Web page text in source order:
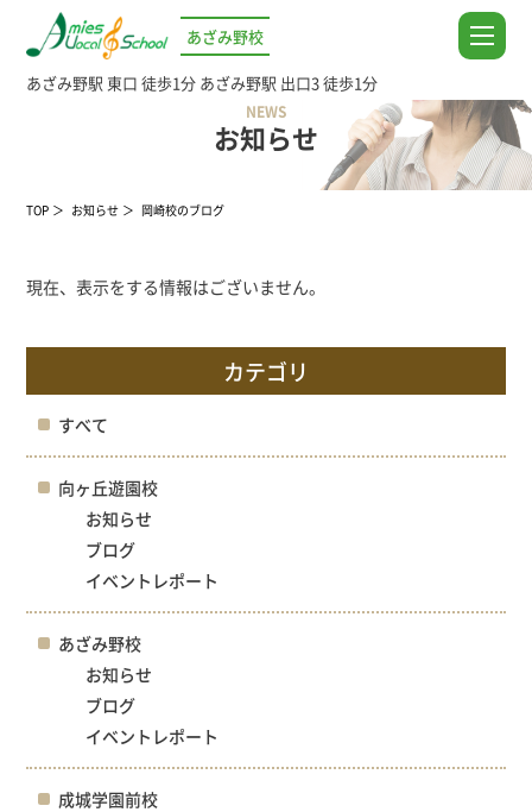
あざみ野校
あざみ野駅 東口 徒歩1分 あざみ野駅 出口3 徒歩1分
NEWS
お知らせ
TOP お知らせ 岡崎校のブログ
現在、表示をする情報はございません。
カテゴリ
すべて
向ヶ丘遊園校
お知らせ
ブログ
イベントレポート
あざみ野校
お知らせ
ブログ
イベントレポート
成城学園前校